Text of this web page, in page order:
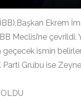
Ekrem
Meclisi’ne
ismin
Parti Grubu ise